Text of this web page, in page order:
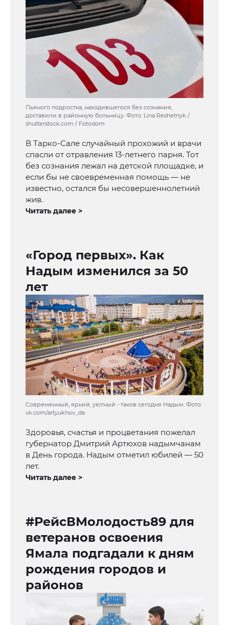
Пьяного подростка, находившегося без сознания,
доставили в районную больницу. Фото: Lina Reshetnyk /
shutterstock.com / Fotodom
В Тарко-Сале случайный прохожий и врачи
спасли от отравления 13-летнего парня. Тот
без сознания лежал на детской площадке, и
если бы не своевременная помощь — не
известно, остался бы несовершеннолетний
жив.
Читать далее >
«Город первых». Как
Надым изменился за 50
лет
Современный, яркий, уютный - таков сегодня Надым. Фото:
vk.com/artyukhov_da
Здоровья, счастья и процветания пожелал
губернатор Дмитрий Артюхов надымчанам
в День города. Надым отметил юбилей — 50
лет.
Читать далее >
#РейсВМолодость89 для
ветеранов освоения
Ямала подгадали к дням
рождения городов и
районов